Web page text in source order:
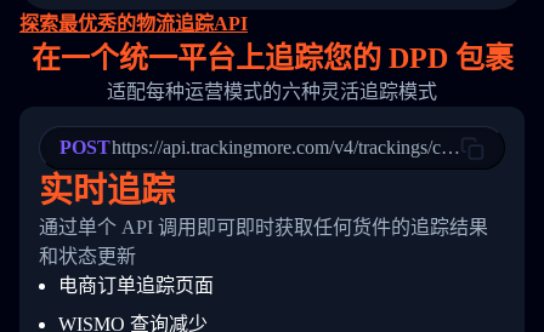
15
16
17
21
23
24
25
26
27
28
29
"destination_country": "United
        "itemTimeLength": 2,
        "weblink": "",
        "phone": null,
        "trackinfo": [
            "Date": "2017-03-08 04: 22: 00",
"StatusDescription": "Departed
"Details": "Departed Facility
          },
          {
            "Date": "2017-03-06 15:28:00",
"StatusDescription": "Shipment
"Details": "BEIJING-
          }
探索最优秀的物流追踪API
在一个统一平台上追踪您的 DPD 包裹
适配每种运营模式的六种灵活追踪模式
POSThttps://api.trackingmore.com/v4/trackings/create
实时追踪
通过单个 API 调用即可即时获取任何货件的追踪结果
和状态更新
电商订单追踪页面
WISMO 查询减少